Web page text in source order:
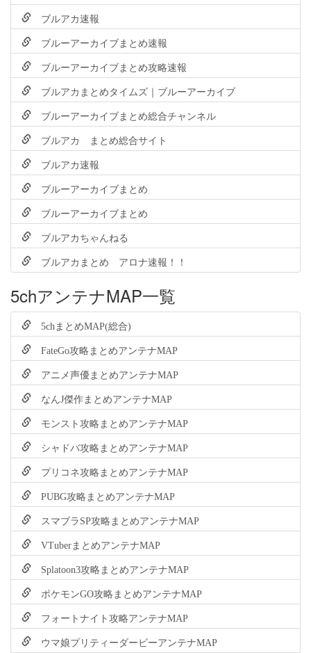
ブルアカ速報
ブルーアーカイブまとめ速報
ブルーアーカイブまとめ攻略速報
ブルアカまとめタイムズ｜ブルーアーカイブ
ブルーアーカイブまとめ総合チャンネル
ブルアカ まとめ総合サイト
ブルアカ速報
ブルーアーカイブまとめ
ブルーアーカイブまとめ
ブルアカちゃんねる
ブルアカまとめ アロナ速報！！
5chアンテナMAP一覧
5chまとめMAP(総合)
FateGo攻略まとめアンテナMAP
アニメ声優まとめアンテナMAP
なんJ傑作まとめアンテナMAP
モンスト攻略まとめアンテナMAP
シャドバ攻略まとめアンテナMAP
プリコネ攻略まとめアンテナMAP
PUBG攻略まとめアンテナMAP
スマブラSP攻略まとめアンテナMAP
VTuberまとめアンテナMAP
Splatoon3攻略まとめアンテナMAP
ポケモンGO攻略まとめアンテナMAP
フォートナイト攻略アンテナMAP
ウマ娘プリティーダービーアンテナMAP